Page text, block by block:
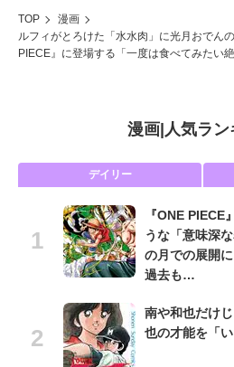
TOP
漫画
ルフィがとろけた「水水肉」に光月おでん
PIECE』に登場する「一度は食べてみたい
漫画| 人気ラン
デイリー
『ONE
うな「意味深
の月での展開
過去も…
南や和也だけ
也の才能を「